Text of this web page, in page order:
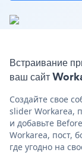
Встраивание
ваш сайт
Создайте свое
slider Workarea,
и добавьте
Workarea, пост,
где угодно на